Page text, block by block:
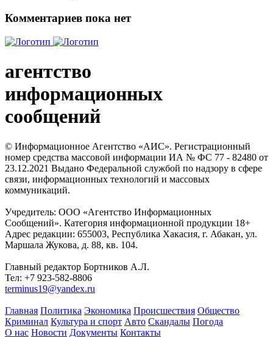
Комментариев пока нет
агентство
информационных
сообщений
© Информационное Агентство «АИС». Регистрационный
номер средства массовой информации ИА № ФС 77 - 82480 от
23.12.2021 Выдано Федеральной службой по надзору в сфере
связи, информационных технологий и массовых
коммуникаций.
Учредитель: ООО «Агентство Информационных
Сообщений». Категория информационной продукции 18+
Адрес редакции: 655003, Республика Хакасия, г. Абакан, ул.
Маршала Жукова, д. 88, кв. 104.
Главный редактор Бортников А.Л.
Тел: +7 923-582-8806
terminus19@yandex.ru
Главная Политика Экономика Происшествия Общество
Криминал Культура и спорт Авто Скандалы Погода
О нас Новости Документы Контакты